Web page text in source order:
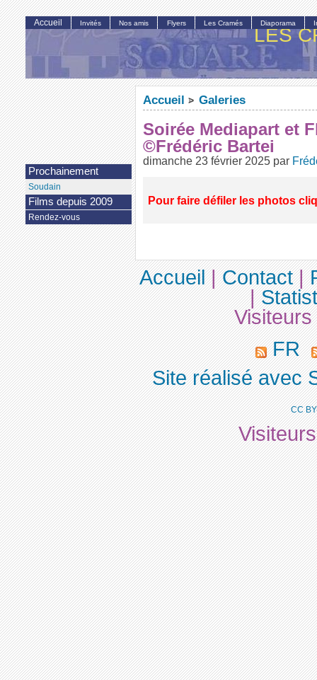
LES
Accueil > Galeries
Soirée Mediapart et
©Frédéric Bartei
dimanche 23 février 2025 par
Pour faire défiler les photos
Accueil Invités Nos amis Flyers Les Cramés Diaporama
Prochainement
Soudain
Films depuis 2009
Rendez-vous
Accueil|Contact|
|
FR
Site réalisé avec
CC